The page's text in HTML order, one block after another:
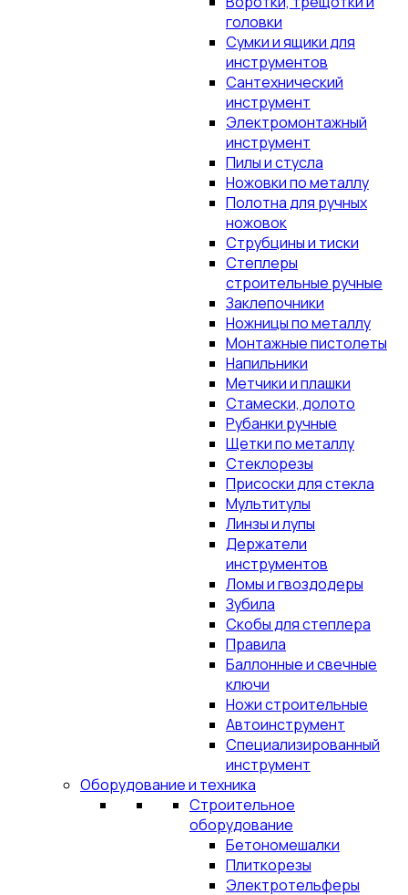
головки
Сумки и ящики для
инструментов
Сантехнический
инструмент
Электромонтажный
инструмент
Пилы и стусла
Ножовки по металлу
Полотна для ручных
ножовок
Струбцины и тиски
Степлеры
строительные ручные
Заклепочники
Ножницы по металлу
Монтажные пистолеты
Напильники
Метчики и плашки
Стамески, долото
Рубанки ручные
Щетки по металлу
Стеклорезы
Присоски для стекла
Мультитулы
Линзы и лупы
Держатели
инструментов
Ломы и гвоздодеры
Зубила
Скобы для степлера
Правила
Баллонные и свечные
ключи
Ножи строительные
Автоинструмент
Специализированный
инструмент
Оборудование и техника
Строительное
оборудование
Бетономешалки
Плиткорезы
Электротельферы